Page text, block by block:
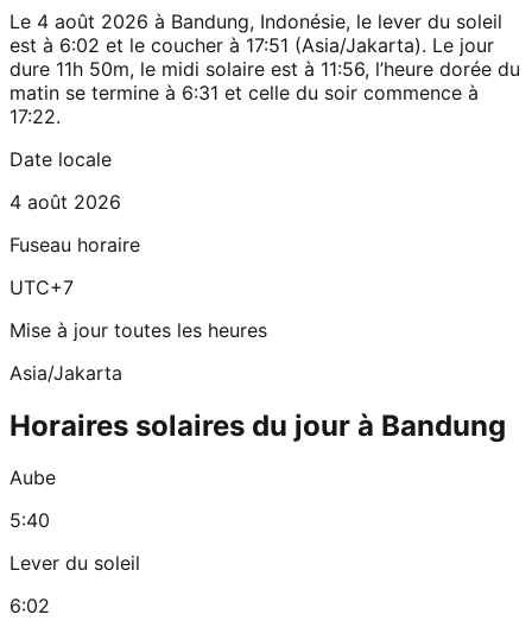
Le 4 août 2026 à Bandung, Indonésie, le lever du soleil
est à 6:02 et le coucher à 17:51 (Asia/Jakarta). Le jour
dure 11h 50m, le midi solaire est à 11:56, l’heure dorée du
matin se termine à 6:31 et celle du soir commence à
17:22.
Date locale
4 août 2026
Fuseau horaire
UTC+7
Mise à jour toutes les heures
Asia/Jakarta
Horaires solaires du jour à Bandung
Aube
5:40
Lever du soleil
6:02